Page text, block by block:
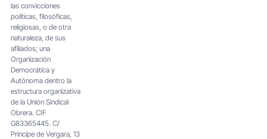
las convicciones
políticas, filosóficas,
religiosas, o de otra
naturaleza, de sus
afiliados; una
Organización
Democrática y
Autónoma dentro la
estructura organizativa
de la Unión Sindical
Obrera. CIF
G83365445. C/
Principe de Vergara, 13